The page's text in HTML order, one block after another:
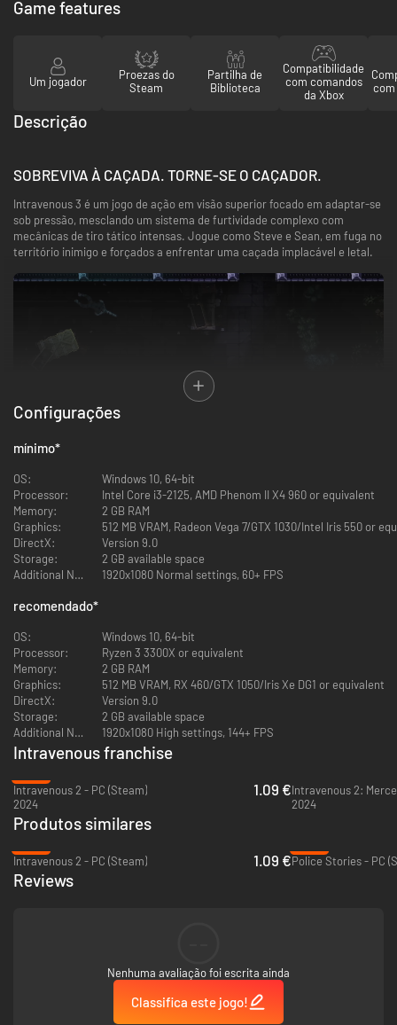
Game features
Um jogador
Proezas do
Steam
Partilha de
Biblioteca
Compatibilidade
com comandos
da Xbox
com
Descrição
SOBREVIVA À CAÇADA. TORNE-SE O CAÇADOR.
Intravenous 3 é um jogo de ação em visão superior focado em adaptar-se
sob pressão, mesclando um sistema de furtividade complexo com
mecânicas de tiro tático intensas. Jogue como Steve e Sean, em fuga no
território inimigo e forçados a enfrentar uma caçada implacável e letal.
ADAPTAR-SE É ESSENCIAL
Cada missão leva a diferentes possibilidades de cenário, moldadas por
suas ações, que forçam você a se adaptar aos novos perigos, tensões e
oportunidades.
Se sair chutando portas sem pensar duas vezes, a missão
logo pode te encurralar em uma troca de tiros desfavorável. Mantenha-
se oculto, e talvez você consiga sumir sem que ninguém descubra.
Personalização de habilidades e armas complexas,
somadas à equipamento tático
Configurações
mínimo*
OS:
Windows 10, 64-bit
Processor:
Intel Core i3-2125, AMD Phenom II X4 960 or equivalent
Memory:
2 GB RAM
Graphics:
512 MB VRAM, Radeon Vega 7/GTX 1030/Intel Iris 550 or
DirectX:
Version 9.0
Storage:
2 GB available space
Additional Notes:
1920x1080 Normal settings, 60+ FPS
recomendado*
OS:
Windows 10, 64-bit
Processor:
Ryzen 3 3300X or equivalent
Memory:
2 GB RAM
Graphics:
512 MB VRAM, RX 460/GTX 1050/Iris Xe DG1 or equivalent
DirectX:
Version 9.0
Storage:
2 GB available space
Additional Notes:
1920x1080 High settings, 144+ FPS
Intravenous franchise
Intravenous 2 - PC (Steam)
2024
1.09 €Intravenous 2:
2024
Produtos similares
Intravenous 2 - PC (Steam)
1.09 €Police Stories - PC
Reviews
Nenhuma avaliação foi escrita ainda
Classifica este jogo!